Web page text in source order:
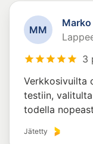
MM
3
Verkkosivuilta
testiin,
todella
Jätetty